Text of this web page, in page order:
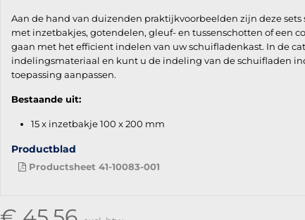
Aan de hand van duizenden praktijkvoorbeelden zijn deze
met inzetbakjes, gotendelen, gleuf- en tussenschotten of een
gaan met het efficient indelen van uw schuifladenkast. In de
indelingsmateriaal en kunt u de indeling van de schuifladen
toepassing aanpassen.
Bestaande uit:
15 x inzetbakje 100 x 200 mm
Productblad
Productsheet 41-10083-001